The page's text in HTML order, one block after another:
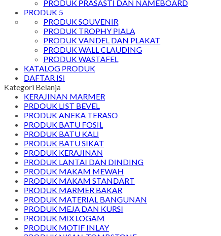
PRODUK PRASASTI DAN NAMEBOARD
PRODUK 5
PRODUK SOUVENIR
PRODUK TROPHY PIALA
PRODUK VANDEL DAN PLAKAT
PRODUK WALL CLAUDING
PRODUK WASTAFEL
KATALOG PRODUK
DAFTAR ISI
Kategori Belanja
KERAJINAN MARMER
PRDOUK LIST BEVEL
PRODUK ANEKA TERASO
PRODUK BATU FOSIL
PRODUK BATU KALI
PRODUK BATU SIKAT
PRODUK KERAJINAN
PRODUK LANTAI DAN DINDING
PRODUK MAKAM MEWAH
PRODUK MAKAM STANDART
PRODUK MARMER BAKAR
PRODUK MATERIAL BANGUNAN
PRODUK MEJA DAN KURSI
PRODUK MIX LOGAM
PRODUK MOTIF INLAY